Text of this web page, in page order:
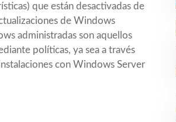
que están desactivadas de
de Windows
administradas son aquellos
políticas, ya sea a través
con Windows Server